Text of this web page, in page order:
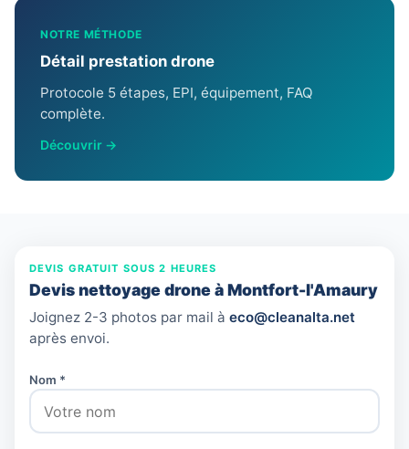
NOTRE MÉTHODE
Détail prestation drone
Protocole 5 étapes, EPI, équipement, FAQ
complète.
Découvrir →
DEVIS GRATUIT SOUS 2 HEURES
Devis nettoyage drone à Montfort-l'Amaury
Joignez 2-3 photos par mail à eco@cleanalta.net
après envoi.
Nom *